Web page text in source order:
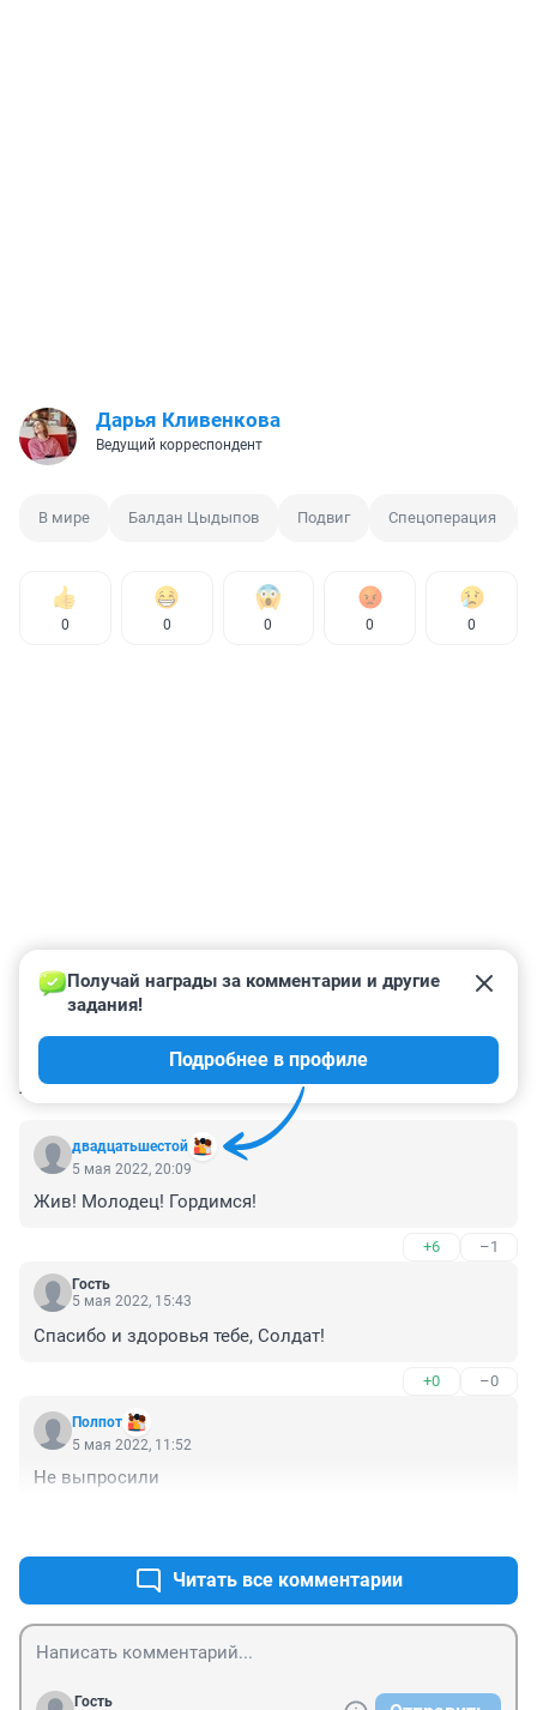
Дарья Кливенкова
Ведущий корреспондент
В мире Балдан Цыдыпов Подвиг Спецоперация
0 0 0 0 0
КОММЕНТАРИИ 11
двадцатьшестой
Получай награды за комментарии и другие
задания!
Подробнее в профиле
5 мая 2022, 20:09
Жив! Молодец! Гордимся!
+6 –1
Гость
5 мая 2022, 15:43
Спасибо и здоровья тебе, Солдат!
+0 –0
Полпот
5 мая 2022, 11:52
Не выпросили
Читать все комментарии
Гость